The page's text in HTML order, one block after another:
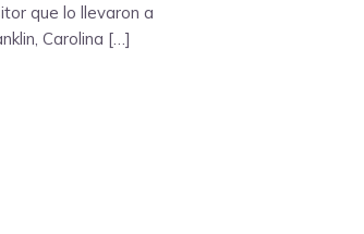
que lo llevaron a
Carolina […]